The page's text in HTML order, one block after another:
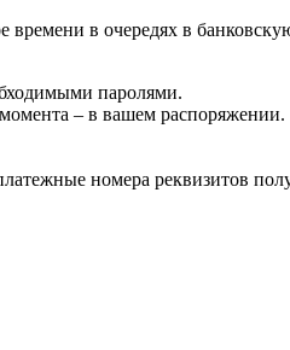
в очередях в
паролями.
– в вашем распоряжении.
номера реквизитов